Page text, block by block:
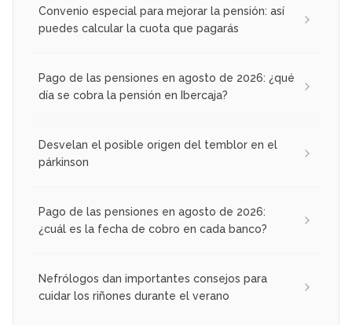
Convenio especial para mejorar la pensión: así
puedes calcular la cuota que pagarás
Pago de las pensiones en agosto de 2026: ¿qué
día se cobra la pensión en Ibercaja?
Desvelan el posible origen del temblor en el
párkinson
Pago de las pensiones en agosto de 2026:
¿cuál es la fecha de cobro en cada banco?
Nefrólogos dan importantes consejos para
cuidar los riñones durante el verano